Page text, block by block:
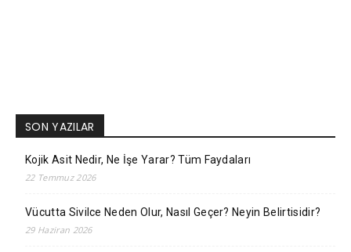
SON YAZILAR
Kojik Asit Nedir, Ne İşe Yarar? Tüm Faydaları
22 Temmuz 2026
Vücutta Sivilce Neden Olur, Nasıl Geçer? Neyin Belirtisidir?
29 Haziran 2026